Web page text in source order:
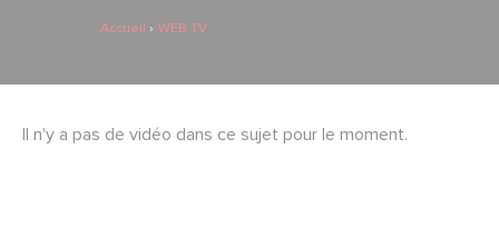
Accueil WEB TV
Il n'y a pas de vidéo dans ce sujet pour le moment.